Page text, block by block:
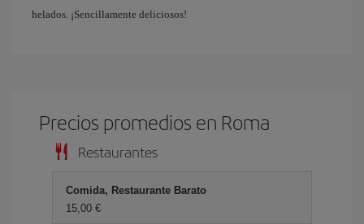
helados. ¡Sencillamente deliciosos!
Precios promedios en Roma
Restaurantes
Comida, Restaurante Barato
15,00 €